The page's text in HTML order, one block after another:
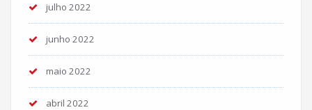
julho 2022
junho 2022
maio 2022
abril 2022